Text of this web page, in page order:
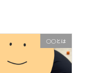
○○とは